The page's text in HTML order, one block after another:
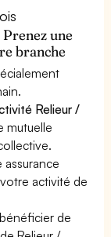
une
branche
Relieur /
mutuelle
assurance
activité de
de